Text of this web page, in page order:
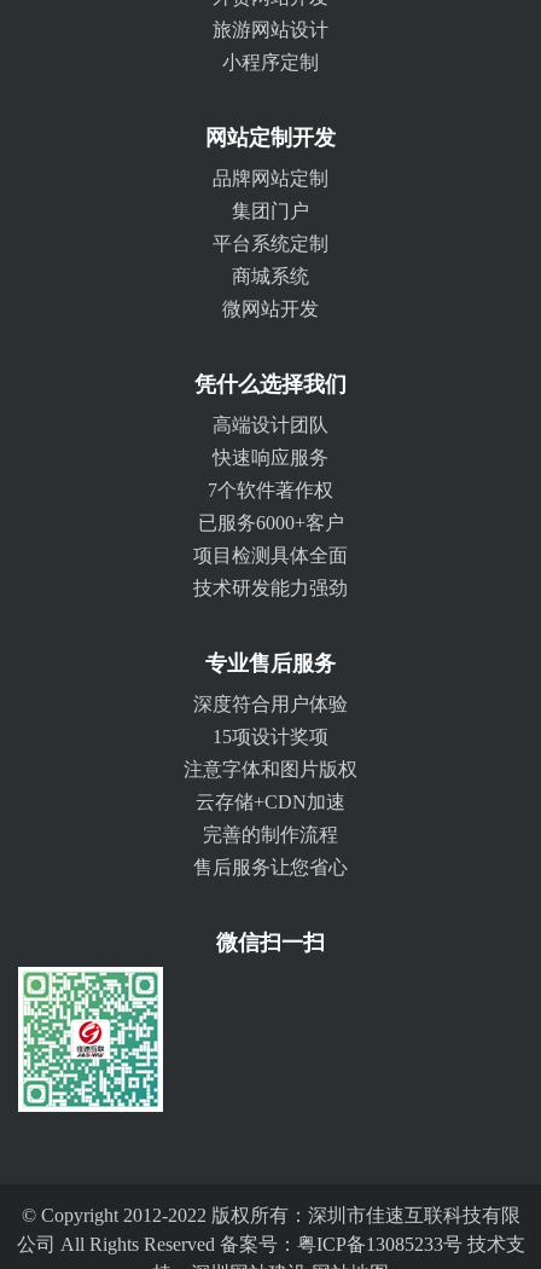
旅游网站设计
小程序定制
网站定制开发
品牌网站定制
集团门户
平台系统定制
商城系统
微网站开发
凭什么选择我们
高端设计团队
快速响应服务
7个软件著作权
已服务6000+客户
项目检测具体全面
技术研发能力强劲
专业售后服务
深度符合用户体验
15项设计奖项
注意字体和图片版权
云存储+CDN加速
完善的制作流程
售后服务让您省心
微信扫一扫
© Copyright 2012-2022 版权所有：深圳市佳速互联科技有限
公司 All Rights Reserved 备案号： 粤ICP备13085233号技术支